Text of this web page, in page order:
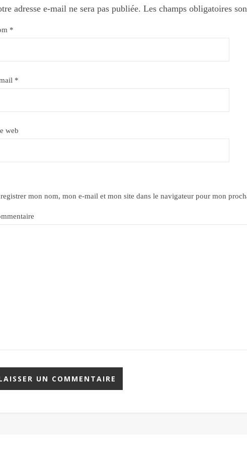
adresse e-mail ne sera pas publiée. Les champs obligatoires
*
*
web
mon nom, mon e-mail et mon site dans le navigateur pour mon